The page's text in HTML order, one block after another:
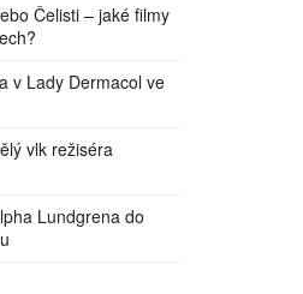
Čelisti – jaké filmy
v Lady Dermacol ve
vlk režiséra
Lundgrena do